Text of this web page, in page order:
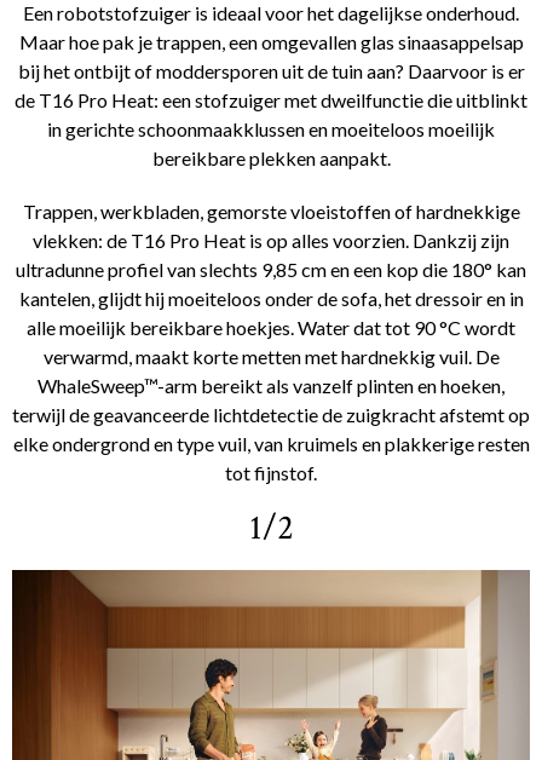
Een robotstofzuiger is ideaal voor het dagelijkse onderhoud.
Maar hoe pak je trappen, een omgevallen glas sinaasappelsap
bij het ontbijt of moddersporen uit de tuin aan? Daarvoor is er
de T16 Pro Heat: een stofzuiger met dweilfunctie die uitblinkt
in gerichte schoonmaakklussen en moeiteloos moeilijk
bereikbare plekken aanpakt.
Trappen, werkbladen, gemorste vloeistoffen of hardnekkige
vlekken: de T16 Pro Heat is op alles voorzien. Dankzij zijn
ultradunne profiel van slechts 9,85 cm en een kop die 180° kan
kantelen, glijdt hij moeiteloos onder de sofa, het dressoir en in
alle moeilijk bereikbare hoekjes. Water dat tot 90 °C wordt
verwarmd, maakt korte metten met hardnekkig vuil. De
WhaleSweep™-arm bereikt als vanzelf plinten en hoeken,
terwijl de geavanceerde lichtdetectie de zuigkracht afstemt op
elke ondergrond en type vuil, van kruimels en plakkerige resten
tot fijnstof.
1/2